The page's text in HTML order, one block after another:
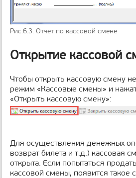
Рис.6.3. Отчет по кассовой смене
Открытие кассовой
Чтобы открыть кассовую смену
режим «Кассовые смены» и
«Открыть кассовую смену»:
Для осуществления денежных
возврат билета и т.д.) кассовая
открыта. Если попытаться
кассовой смены, появится такое